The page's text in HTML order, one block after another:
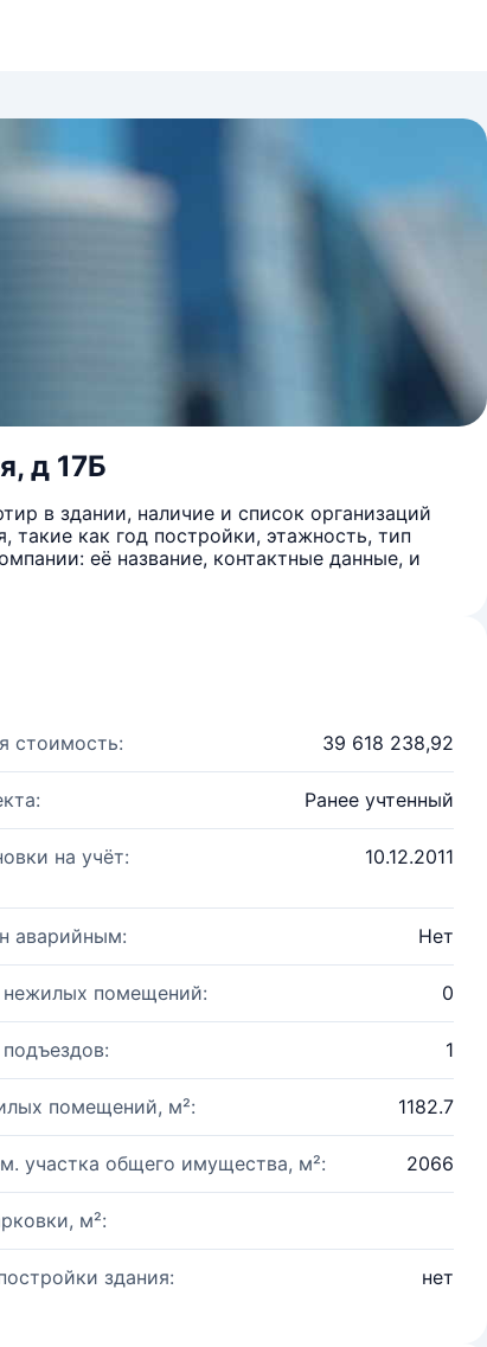
д 17Б
в здании, наличие и список организаций
как год постройки, этажность, тип
её название, контактные данные, и
стоимость: 39 618 238,92
Ранее учтенный
на учёт: 10.12.2011
аварийным: Нет
нежилых помещений: 0
1
помещений, м²: 1182.7
участка общего имущества, м²: 2066
м²:
здания: нет